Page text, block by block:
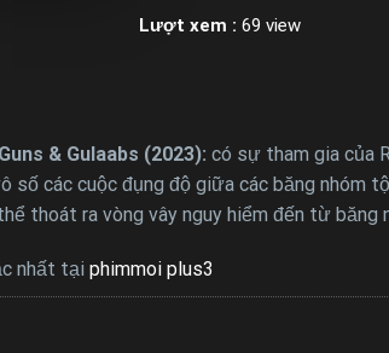
Lượt xem : 69 view
& Gulaabs (2023): có sự tham gia của
số các cuộc đụng độ giữa các băng
thoát ra vòng vây nguy hiểm đến từ băng
nhất tại phimmoi plus3